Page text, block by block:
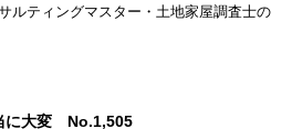
ルティングマスター・土地家屋調査士の
に大変 No.1,505